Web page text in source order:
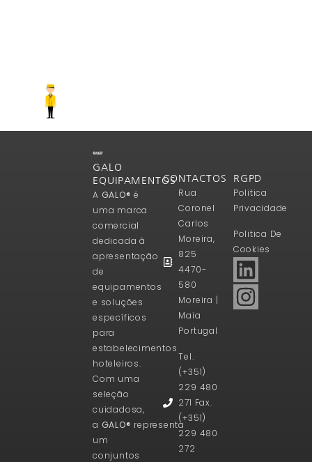
GALO
EQUIPAMENTOS
A GALO® é
uma marca
comercial
dedicada à
apresentação
de
equipamentos
e soluções
específicos
para
estabelecimentos
hoteleiros.
Com uma
seleção
cuidadosa,
a GALO® representa
um
conjuntos
CONTACTOS
Rua
Coronel
Carlos
Moreira,
825
4470-
580
Moreira |
Maia
Portugal
Tel.
(+351)
229 480
271 Fax.
(+351)
229 480
272
RGPD
Politica
Privacidade
Politica De
Cookies